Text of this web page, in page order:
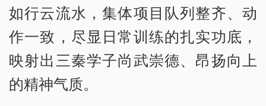
如行云流水，集体项目队列整齐、动
作一致，尽显日常训练的扎实功底，
映射出三秦学子尚武崇德、昂扬向上
的精神气质。